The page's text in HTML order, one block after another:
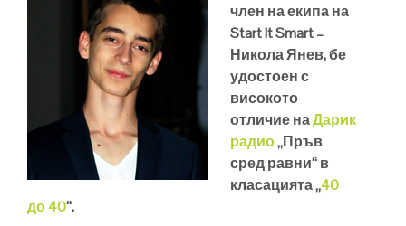
член на екипа на
Start It Smart –
Никола Янев, бе
удостоен с
високото
отличие наДарик
радио„Пръв
сред равни“ в
класацията „40
до 40“.